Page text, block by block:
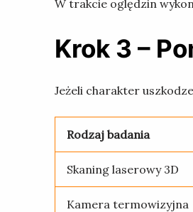
W trakcie oględzin
Krok 3 –
Jeżeli charakter
Rodzaj badania
Skaning laserowy 3D
Kamera termowizyjna